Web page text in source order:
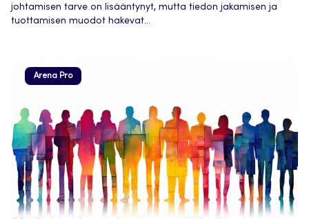
johtamisen tarve on lisääntynyt, mutta tiedon jakamisen ja
tuottamisen muodot hakevat...
Arena Pro